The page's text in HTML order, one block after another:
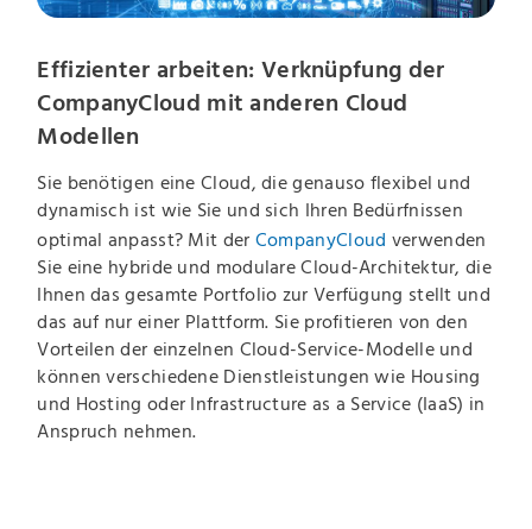
Effizienter arbeiten: Verknüpfung der
CompanyCloud mit anderen Cloud
Modellen
Sie benötigen eine Cloud, die genauso flexibel und
dynamisch ist wie Sie und sich Ihren Bedürfnissen
optimal anpasst? Mit der CompanyCloud verwenden
Sie eine hybride und modulare Cloud-Architektur, die
Ihnen das gesamte Portfolio zur Verfügung stellt und
das auf nur einer Plattform. Sie profitieren von den
Vorteilen der einzelnen Cloud-Service-Modelle und
können verschiedene Dienstleistungen wie Housing
und Hosting oder Infrastructure as a Service (IaaS) in
Anspruch nehmen.